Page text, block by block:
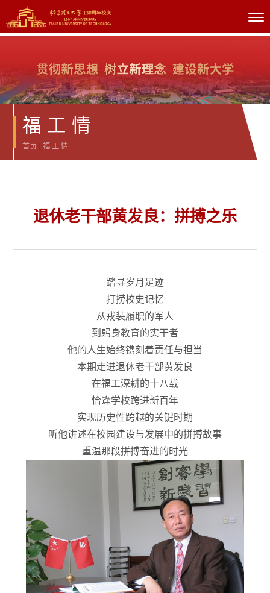
福 工 情
首页 福 工 情
退休老干部黄发良：拼搏之乐
踏寻岁月足迹
打捞校史记忆
从戎装履职的军人
到躬身教育的实干者
他的人生始终镌刻着责任与担当
本期走进退休老干部黄发良
在福工深耕的十八载
恰逢学校跨进新百年
实现历史性跨越的关键时期
听他讲述在校园建设与发展中的拼搏故事
重温那段拼搏奋进的时光